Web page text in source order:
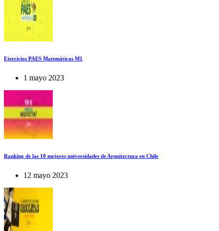
Ejercicios PAES Matemáticas M1
1 mayo 2023
Ranking de las 10 mejores universidades de Arquitectura en Chile
12 mayo 2023